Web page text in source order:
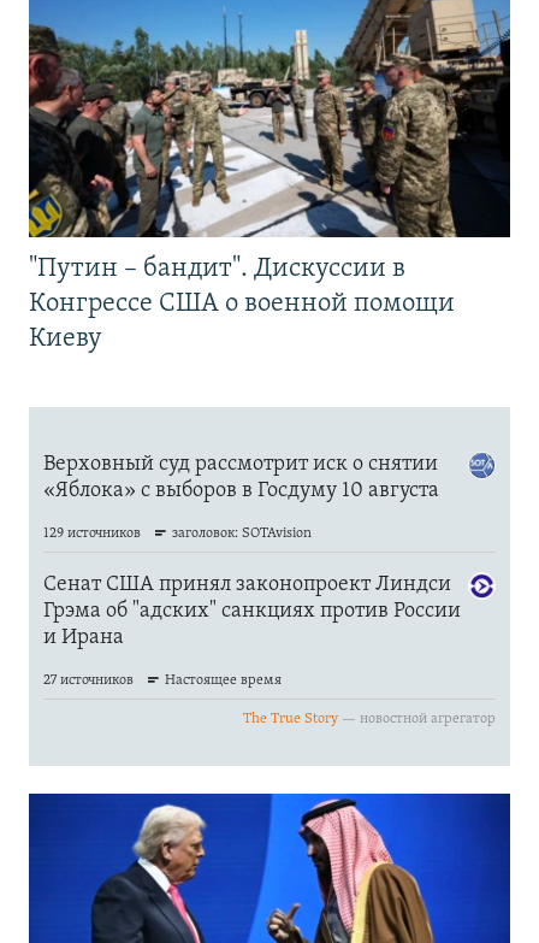
"Путин – бандит". Дискуссии в
Конгрессе США о военной помощи
Киеву